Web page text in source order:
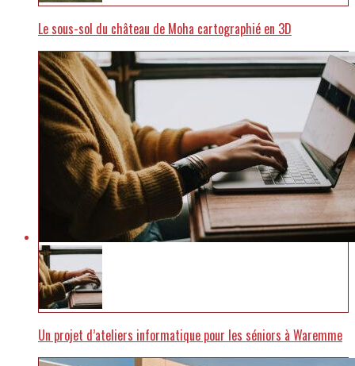
Le sous-sol du château de Moha cartographié en 3D
Un projet d’ateliers informatique pour les séniors à Waremme